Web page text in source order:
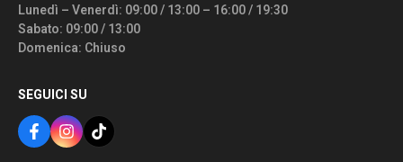
Lunedì – Venerdì: 09:00 / 13:00 – 16:00 / 19:30
Sabato: 09:00 / 13:00
Domenica: Chiuso
SEGUICI SU